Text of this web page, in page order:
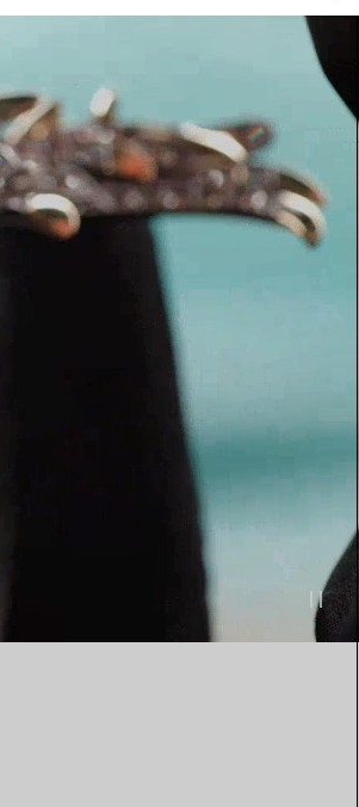
Tipps zur Auswahl eines
Eherings